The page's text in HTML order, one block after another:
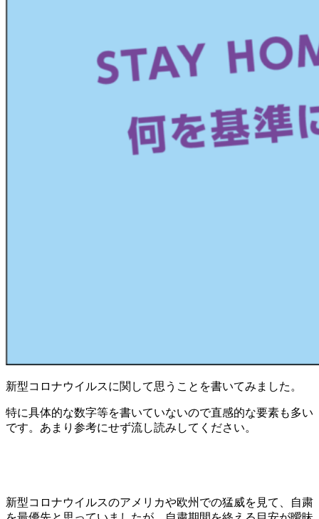
新型コロナウイルスに関して思うことを書いてみました。
特に具体的な数字等を書いていないので直感的な要素も多い
です。あまり参考にせず流し読みしてください。
新型コロナウイルスのアメリカや欧州での猛威を見て、自粛